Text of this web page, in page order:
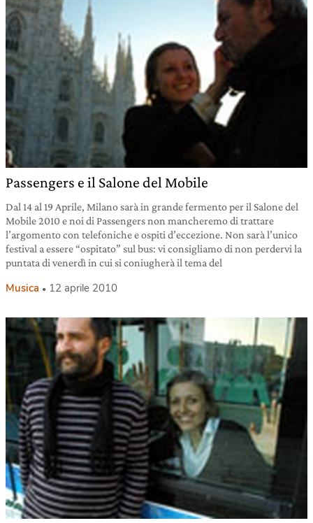
Passengers e il Salone del Mobile
Dal 14 al 19 Aprile, Milano sarà in grande fermento per il Salone del
Mobile 2010 e noi di Passengers non mancheremo di trattare
l’argomento con telefoniche e ospiti d’eccezione. Non sarà l’unico
festival a essere “ospitato” sul bus: vi consigliamo di non perdervi la
puntata di venerdì in cui si coniugherà il tema del
Musica 12 aprile 2010